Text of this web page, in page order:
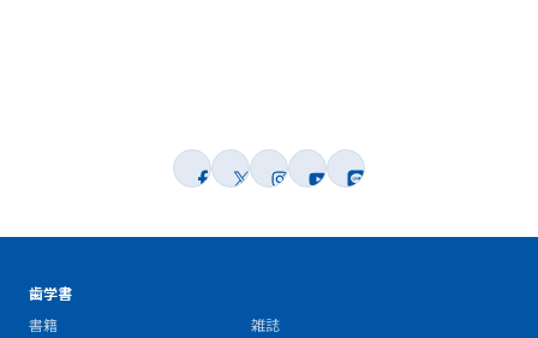
歯学書
書籍
雑誌